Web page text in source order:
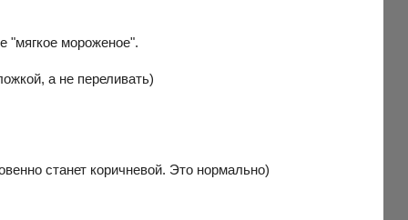
"мягкое мороженое".
а не переливать)
станет коричневой. Это нормально)